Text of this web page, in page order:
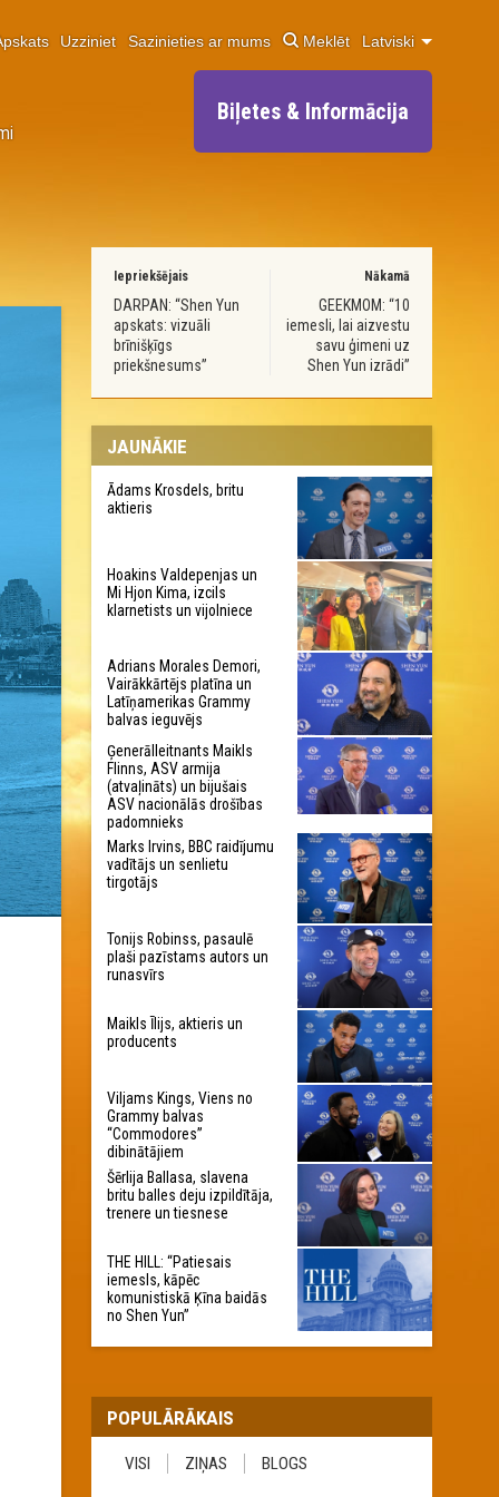
Uzziniet Sazinieties ar mums Meklēt Latviski
Biļetes & Informācija
Iepriekšējais
DARPAN: “Shen Yun
apskats: vizuāli
brīnišķīgs
priekšnesums”
Nākamā
GEEKMOM: “10
iemesli, lai aizvestu
savu ģimeni uz
Shen Yun izrādi”
JAUNĀKIE
Ādams Krosdels, britu
aktieris
Hoakins Valdepenjas un
Mi Hjon Kima, izcils
klarnetists un vijolniece
Adrians Morales Demori,
Vairākkārtējs platīna un
Latīņamerikas Grammy
balvas ieguvējs
Ģenerālleitnants Maikls
Flinns, ASV armija
(atvaļināts) un bijušais
ASV nacionālās drošības
padomnieks
Marks Irvins, BBC raidījumu
vadītājs un senlietu
tirgotājs
Tonijs Robinss, pasaulē
plaši pazīstams autors un
runasvīrs
Maikls Īlijs, aktieris un
producents
Viljams Kings, Viens no
Grammy balvas
“Commodores”
dibinātājiem
Šērlija Ballasa, slavena
britu balles deju izpildītāja,
trenere un tiesnese
THE HILL: “Patiesais
iemesls, kāpēc
komunistiskā Ķīna baidās
no Shen Yun”
POPULĀRĀKAIS
VISI ZIŅAS BLOGS